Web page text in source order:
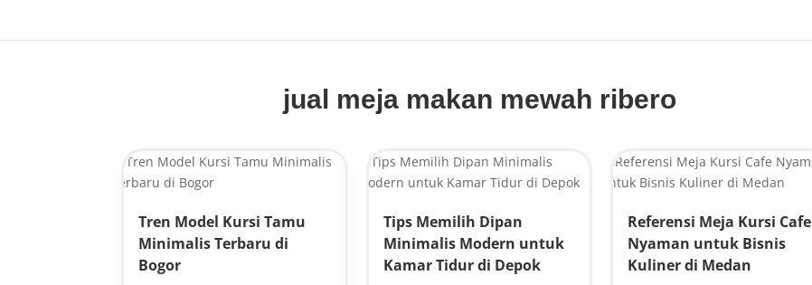
jual meja makan mewah ribero
Tren Model Kursi Tamu
Minimalis Terbaru di
Bogor
Tips Memilih Dipan
Minimalis Modern untuk
Kamar Tidur di Depok
Referensi Meja Kursi Cafe
Nyaman untuk Bisnis
Kuliner di Medan